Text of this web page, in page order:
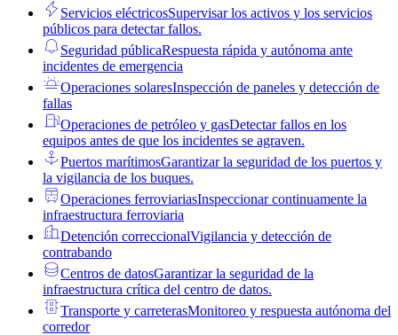
Servicios eléctricosSupervisar los activos y los servicios
públicos para detectar fallos.
Seguridad públicaRespuesta rápida y autónoma ante
incidentes de emergencia
Operaciones solaresInspección de paneles y detección de
fallas
Operaciones de petróleo y gasDetectar fallos en los
equipos antes de que los incidentes se agraven.
Puertos marítimosGarantizar la seguridad de los puertos y
la vigilancia de los buques.
Operaciones ferroviariasInspeccionar continuamente la
infraestructura ferroviaria
Detención correccionalVigilancia y detección de
contrabando
Centros de datosGarantizar la seguridad de la
infraestructura crítica del centro de datos.
Transporte y carreterasMonitoreo y respuesta autónoma del
corredor